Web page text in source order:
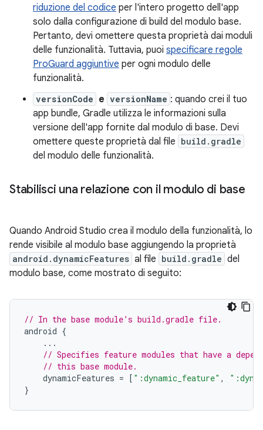
riduzione del codice per l'intero progetto dell'app
solo dalla configurazione di build del modulo base.
Pertanto, devi omettere questa proprietà dai moduli
delle funzionalità. Tuttavia, puoi specificare regole
ProGuard aggiuntive per ogni modulo delle
funzionalità.
versionCode e versionName : quando crei il tuo
app bundle, Gradle utilizza le informazioni sulla
versione dell'app fornite dal modulo di base. Devi
omettere queste proprietà dal file build.gradle
del modulo delle funzionalità.
Stabilisci una relazione con il modulo di base
Quando Android Studio crea il modulo della funzionalità, lo
rende visibile al modulo base aggiungendo la proprietà
android.dynamicFeatures al file build.gradle del
modulo base, come mostrato di seguito:
// In the base module’s build.gradle file.
android {
...
// Specifies feature modules that have a
// this base module.
dynamicFeatures = [ ":dynamic_feature" ,
}